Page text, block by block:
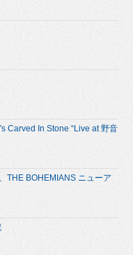
Carved In Stone “Live at 野音
THE BOHEMIANS ニューア